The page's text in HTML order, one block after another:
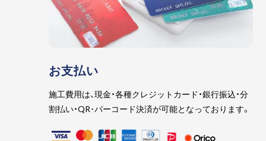
お支払い
施工費用は、現金・各種クレジットカード・銀行振込・分
割払い・QR･バーコード決済が可能となっております。